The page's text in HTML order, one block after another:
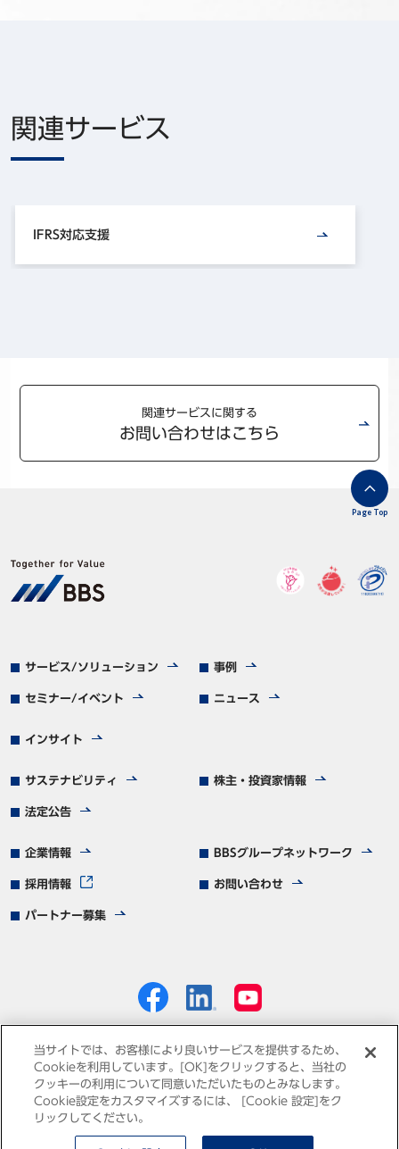
関連サービス
IFRS対応支援
関連サービスに関する
お問い合わせはこちら
サービス/ソリューション 事例
セミナー/イベント ニュース
インサイト
サステナビリティ 株主・投資家情報
法定公告
企業情報 BBSグループネットワーク
採用情報 お問い合わせ
パートナー募集
Page Top
個人情報保護方針 免責事項 サイトマップ
当サイトでは、お客様により良いサービスを提供するため、
Cookieを利用しています。[OK]をクリックすると、当社の
クッキーの利用について同意いただいたものとみなします。
Cookie設定をカスタマイズするには、 [Cookie 設定]をク
リックしてください。